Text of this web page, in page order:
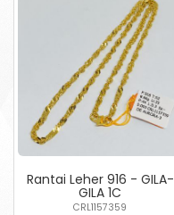
Rantai Leher 916 - GILA-
GILA 1C
CRL1157359